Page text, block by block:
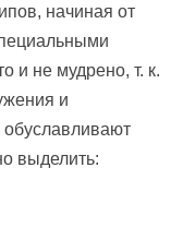
начиная от
и не мудрено, т. к.
и
выделить: